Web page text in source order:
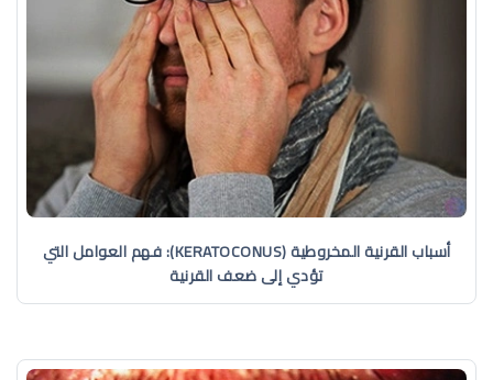
أسباب القرنية المخروطية (KERATOCONUS): فهم العوامل التي
تؤدي إلى ضعف القرنية